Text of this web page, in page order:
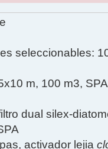
seleccionables:
m, 100 m3,
dual silex-
activador lejia